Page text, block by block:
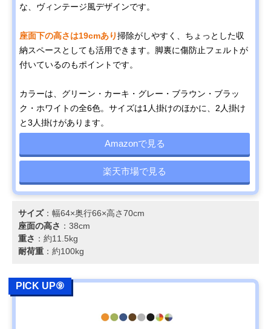
な、ヴィンテージ風デザインです。
座面下の高さは19cmあり掃除がしやすく、ちょっとした収
納スペースとしても活用できます。脚裏に傷防止フェルトが
付いているのもポイントです。
カラーは、グリーン・カーキ・グレー・ブラウン・ブラッ
ク・ホワイトの全6色。サイズは1人掛けのほかに、2人掛け
と3人掛けがあります。
Amazonで見る
楽天市場で見る
サイズ：幅64×奥行66×高さ70cm
座面の高さ ：38cm
重さ ：約11.5kg
耐荷重 ：約100kg
PICK UP⑨